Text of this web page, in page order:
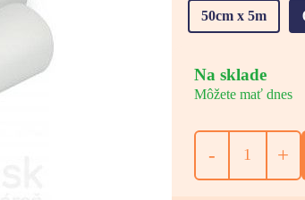
50cm x 5m
Na sklade
Môžete mať dnes
- +